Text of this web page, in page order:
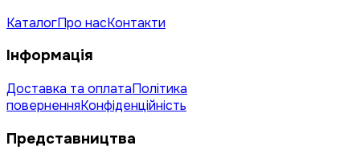
КаталогПро насКонтакти
Інформація
Доставка та оплатаПолітика
поверненняКонфіденційність
Представництва